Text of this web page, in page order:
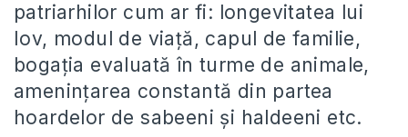
patriarhilor cum ar fi: longevitatea lui
Iov, modul de viață, capul de familie,
bogația evaluată în turme de animale,
amenințarea constantă din partea
hoardelor de sabeeni și haldeeni etc.